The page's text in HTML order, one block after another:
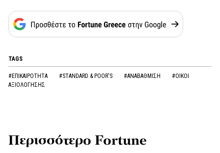
TAGS
#ΕΠΙΚΑΙΡΟΤΗΤΑ #STANDARD & POOR'S #ΑΝΑΒΑΘΜΙΣΗ
#ΟΙΚΟΙ
ΑΞΙΟΛΟΓΗΣΗΣ
Περισσότερο Fortune